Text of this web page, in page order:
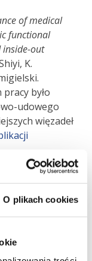
O plikach cookies
of medical
functional
inside-out
K.
pracy było
udowego
więzadeł
essay”
Caroline
Engelhardt,